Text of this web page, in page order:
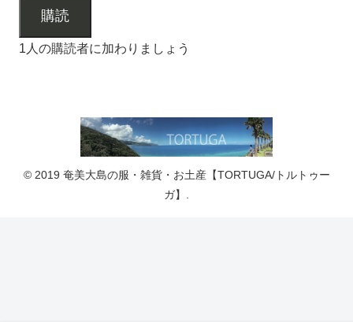
購読
1人の購読者に加わりましょう
© 2019 奄美大島の服・雑貨・お土産【TORTUGA/トルトゥー
ガ】.